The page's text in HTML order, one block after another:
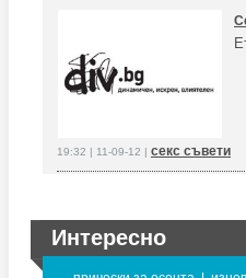
19:32 | 11-09-12 | секс съвети
Интересно